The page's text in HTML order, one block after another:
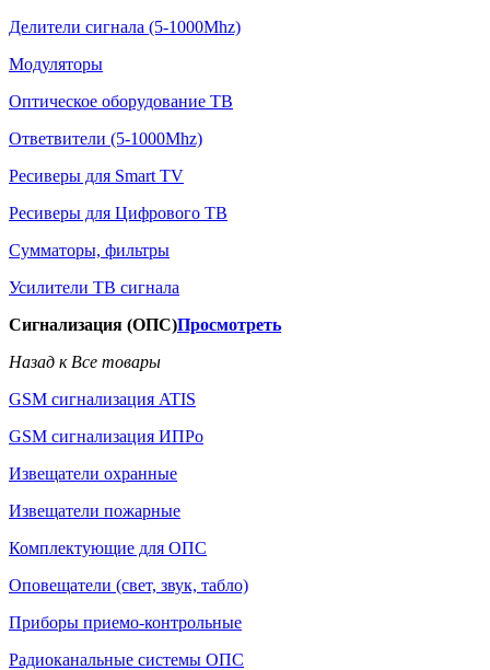
Делители сигнала (5-1000Mhz)
Модуляторы
Оптическое оборудование ТВ
Ответвители (5-1000Mhz)
Ресиверы для Smart TV
Ресиверы для Цифрового ТВ
Сумматоры, фильтры
Усилители ТВ сигнала
Сигнализация (ОПС)Просмотреть
Назад к Все товары
GSM сигнализация ATIS
GSM сигнализация ИПРо
Извещатели охранные
Извещатели пожарные
Комплектующие для ОПС
Оповещатели (свет, звук, табло)
Приборы приемо-контрольные
Радиоканальные системы ОПС